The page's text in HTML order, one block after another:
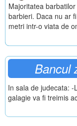
Majoritatea
barbieri. Daca nu ar
metri intr-o viata de
Bancul
In sala de judecata:
galagie va fi treimis